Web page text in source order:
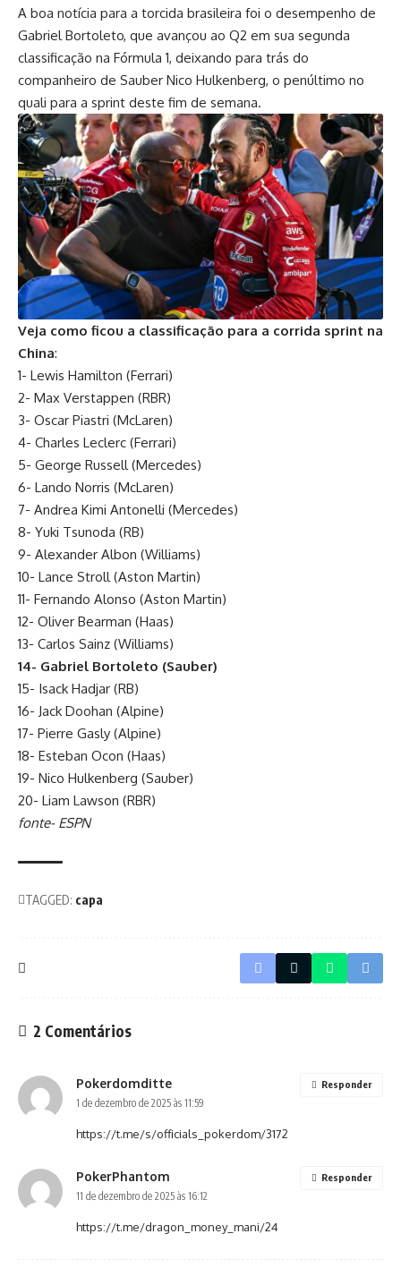
A boa notícia para a torcida brasileira foi o desempenho de
Gabriel Bortoleto, que avançou ao Q2 em sua segunda
classificação na Fórmula 1, deixando para trás do
companheiro de Sauber Nico Hulkenberg, o penúltimo no
quali para a sprint deste fim de semana.
Veja como ficou a classificação para a corrida sprint na
China:
1- Lewis Hamilton (Ferrari)
2- Max Verstappen (RBR)
3- Oscar Piastri (McLaren)
4- Charles Leclerc (Ferrari)
5- George Russell (Mercedes)
6- Lando Norris (McLaren)
7- Andrea Kimi Antonelli (Mercedes)
8- Yuki Tsunoda (RB)
9- Alexander Albon (Williams)
10- Lance Stroll (Aston Martin)
11- Fernando Alonso (Aston Martin)
12- Oliver Bearman (Haas)
13- Carlos Sainz (Williams)
14- Gabriel Bortoleto (Sauber)
15- Isack Hadjar (RB)
16- Jack Doohan (Alpine)
17- Pierre Gasly (Alpine)
18- Esteban Ocon (Haas)
19- Nico Hulkenberg (Sauber)
20- Liam Lawson (RBR)
fonte- ESPN
TAGGED: capa
2 Comentários
Pokerdomditte
1 de dezembro de 2025 às 11:59
https://t.me/s/officials_pokerdom/3172
Responder
PokerPhantom
11 de dezembro de 2025 às 16:12
https://t.me/dragon_money_mani/24
Responder